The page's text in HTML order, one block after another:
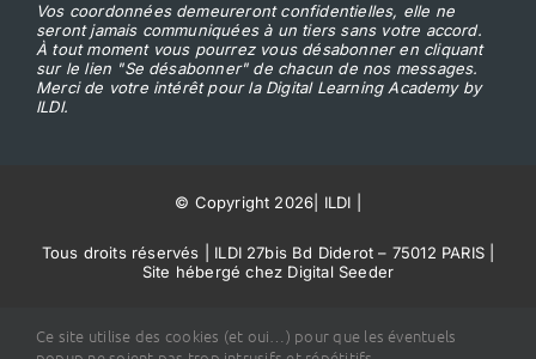
Vos coordonnées demeureront confidentielles, elle ne
seront jamais communiquées à un tiers sans votre accord.
À tout moment vous pourrez vous désabonner en cliquant
sur le lien "Se désabonner" de chacun de nos messages.
Merci de votre intérêt pour la Digital Learning Academy by
ILDI.
© Copyright 2026 ILDI
Tous droits réservés | ILDI 27bis Bd Diderot – 75012 PARIS |
Site hébergé chez Digital Seeder
Ce site utilise des cookies (et oui…) pour que les éventuels